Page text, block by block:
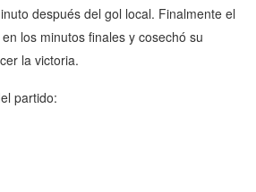
después del gol local. Finalmente el
los minutos finales y cosechó su
la victoria.
partido: